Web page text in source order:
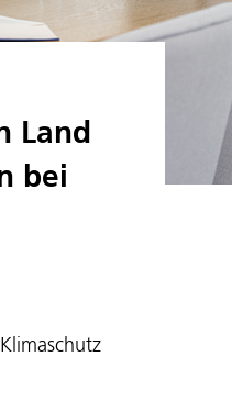
Land
bei